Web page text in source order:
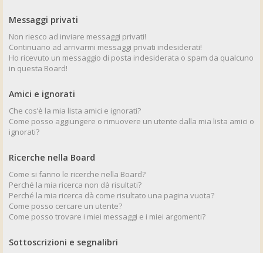
Messaggi privati
Non riesco ad inviare messaggi privati!
Continuano ad arrivarmi messaggi privati indesiderati!
Ho ricevuto un messaggio di posta indesiderata o spam da qualcuno
in questa Board!
Amici e ignorati
Che cos’è la mia lista amici e ignorati?
Come posso aggiungere o rimuovere un utente dalla mia lista amici o
ignorati?
Ricerche nella Board
Come si fanno le ricerche nella Board?
Perché la mia ricerca non dà risultati?
Perché la mia ricerca dà come risultato una pagina vuota?
Come posso cercare un utente?
Come posso trovare i miei messaggi e i miei argomenti?
Sottoscrizioni e segnalibri